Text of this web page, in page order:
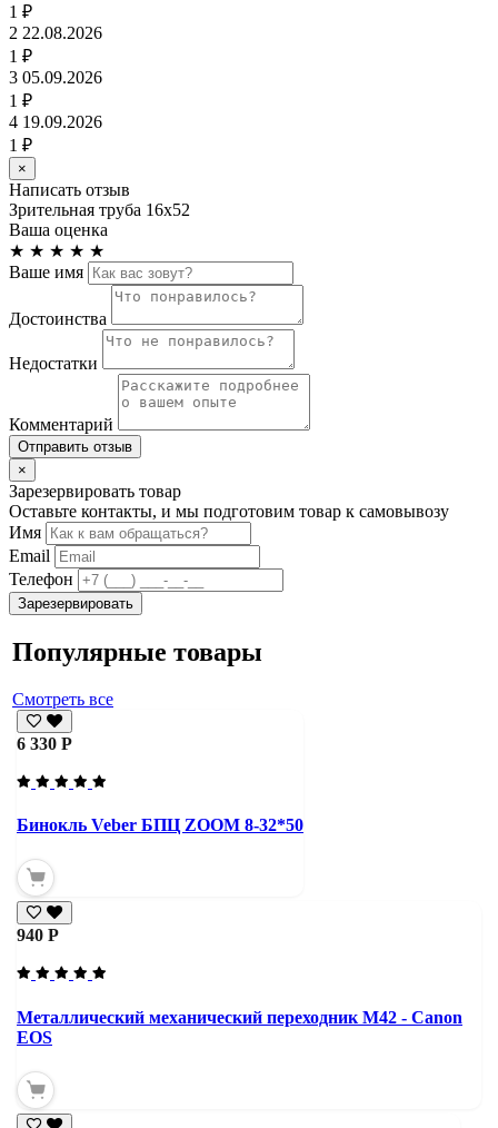
1 ₽
2 22.08.2026
1 ₽
3 05.09.2026
1 ₽
4 19.09.2026
1 ₽
×
Написать отзыв
Зрительная труба 16х52
Ваша оценка
★ ★ ★ ★ ★
Ваше имя
Достоинства
Недостатки
Комментарий
Отправить отзыв
×
Зарезервировать товар
Оставьте контакты, и мы подготовим товар к самовывозу
Имя
Email
Телефон
Зарезервировать
Популярные товары
Смотреть все
6 330 Р
Бинокль Veber БПЦ ZOOM 8-32*50
940 Р
Металлический механический переходник M42 - Canon
EOS